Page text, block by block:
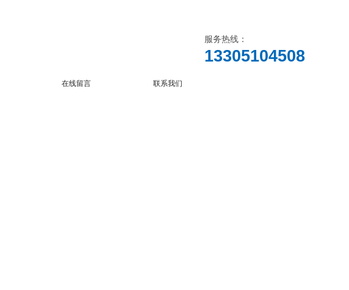
服务热线：
13305104508
在线留言 联系我们